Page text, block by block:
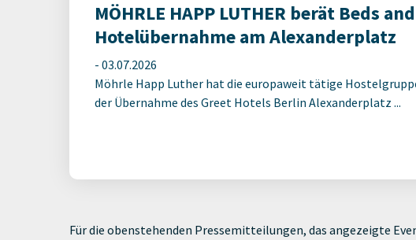
MÖHRLE HAPP LUTHER berät Beds
Hotelübernahme am Alexanderplatz
- 03.07.2026
Möhrle Happ Luther hat die europaweit tätige
der Übernahme des Greet Hotels Berlin Alexanderplatz ...
Für die obenstehenden Pressemitteilungen, das angezeigte